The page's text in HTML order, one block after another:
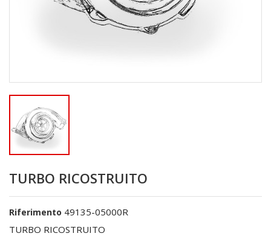
TURBO RICOSTRUITO
Riferimento 49135-05000R
TURBO RICOSTRUITO